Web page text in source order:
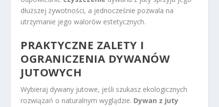
dłuższej żywotności, a jednocześnie pozwala na
utrzymanie jego walorów estetycznych.
PRAKTYCZNE ZALETY I
OGRANICZENIA DYWANÓW
JUTOWYCH
Wybieraj dywany jutowe, jeśli szukasz ekologicznych
rozwiązań o naturalnym wyglądzie. Dywan z juty